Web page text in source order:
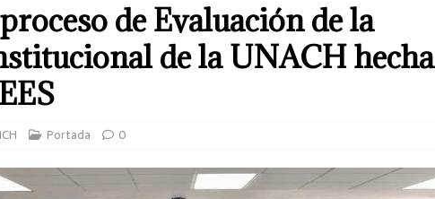
de Evaluación de la
de la UNACH hecha
Portada 0